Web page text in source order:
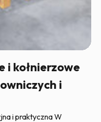
i kołnierzowe
i
i praktyczna W